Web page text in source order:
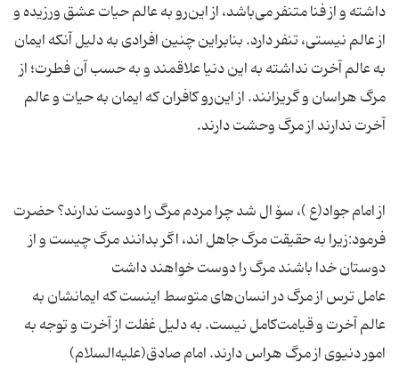
داشته‌ و از فنا متنفر می‌باشد، از این‌رو به‌ عالم‌ حیات‌ عشق‌ ورزیده‌ و
از عالم‌ نیستی‌‌، تنفر دارد. بنابراین‌ چنین‌ افرادی‌ به‌ دلیل‌ آنكه‌ ایمان‌
به‌ عالم‌ آخرت‌ نداشته‌ به‌ این‌ دنیا علاقمند و به‌ حسب‌ آن‌ فطرت‌؛ از
مرگ‌ هراسان‌ و گریزانند. از این‌رو كافران‌ كه‌ ایمان‌ به‌ حیات‌ و عالم‌
از امام جواد(ع )، سۆ ال شد چرا مردم مرگ را دوست ندارند؟ حضرت
فرمود:زیرا به حقیقت مرگ جاهل اند، اگر بدانند مرگ چیست و از
عامل‌ ترس‌ از مرگ‌ در انسان‌های‌ متوسط‌ اینست كه‌ ایمانشان‌ به‌
عالم‌ آخرت‌ و قیامت‌كامل ‌نیست‌. به ‌دلیل ‌غفلت‌ از آخرت‌ و توجه‌ به‌
امور دنیوی‌ از مرگ‌ هراس دارند. امام‌ صادق‌(علیه‌السلام‌)